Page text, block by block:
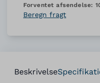
Forventet afsendelse:
Beregn fragt
Beskrivelse